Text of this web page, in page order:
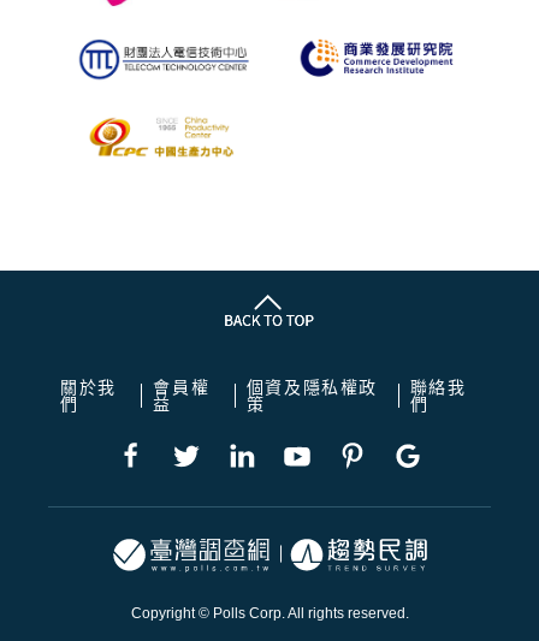
關於我
們
會員權
益
個資及隱私權政
策
聯絡我
們
Copyright © Polls Corp. All rights reserved.